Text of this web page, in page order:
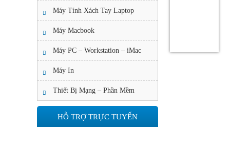
Máy Tính Xách Tay Laptop
Máy Macbook
Máy PC – Workstation – iMac
Máy In
Thiết Bị Mạng – Phần Mềm
HỖ TRỢ TRỰC TUYẾN